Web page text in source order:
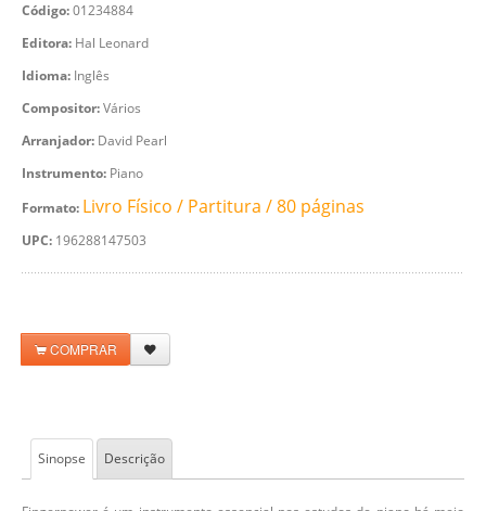
Código:01234884
Editora: Hal Leonard
Idioma: Inglês
Compositor:Vários
Arranjador: David Pearl
Instrumento: Piano
Formato: Livro Físico / Partitura / 80 páginas
UPC: 196288147503
COMPRAR
Sinopse Descrição